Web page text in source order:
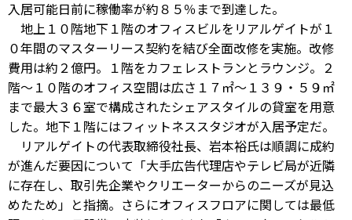
入居可能日前に稼働率が約８５％まで到達した。
地上１０階地下１階のオフィスビルをリアルゲイトが１
０年間のマスターリース契約を結び全面改修を実施。改修
費用は約２億円。１階をカフェレストランとラウンジ。２
階～１０階のオフィス空間は広さ１７㎡～１３９・５９㎡
まで最大３６室で構成されたシェアスタイルの貸室を用意
した。地下１階にはフィットネススタジオが入居予定だ。
リアルゲイトの代表取締役社長、岩本裕氏は順調に成約
が進んだ要因について「大手広告代理店やテレビ局が近隣
に存在し、取引先企業やクリエーターからのニーズが見込
めたため」と指摘。さらにオフィスフロアに関しては最低